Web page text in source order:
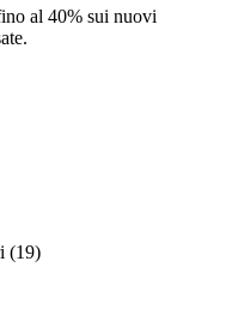
al 40% sui nuovi
(19)